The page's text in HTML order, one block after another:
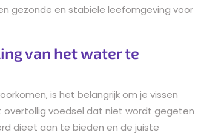
gezonde en stabiele leefomgeving voor
van het water te
is het belangrijk om je vissen
voedsel dat niet wordt gegeten
dieet aan te bieden en de juiste